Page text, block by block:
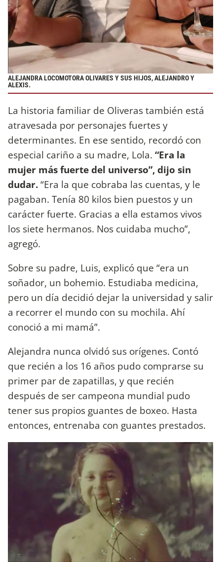
ALEJANDRA LOCOMOTORA OLIVARES Y SUS HIJOS, ALEJANDRO Y
ALEXIS.
La historia familiar de Oliveras también está
atravesada por personajes fuertes y
determinantes. En ese sentido, recordó con
especial cariño a su madre, Lola. “Era la
mujer más fuerte del universo”, dijo sin
dudar.“Era la que cobraba las cuentas, y le
pagaban. Tenía 80 kilos bien puestos y un
carácter fuerte. Gracias a ella estamos vivos
los siete hermanos. Nos cuidaba mucho”,
agregó.
Sobre su padre, Luis, explicó que “era un
soñador, un bohemio. Estudiaba medicina,
pero un día decidió dejar la universidad y salir
a recorrer el mundo con su mochila. Ahí
conoció a mi mamá”.
Alejandra nunca olvidó sus orígenes. Contó
que recién a los 16 años pudo comprarse su
primer par de zapatillas, y que recién
después de ser campeona mundial pudo
tener sus propios guantes de boxeo. Hasta
entonces, entrenaba con guantes prestados.